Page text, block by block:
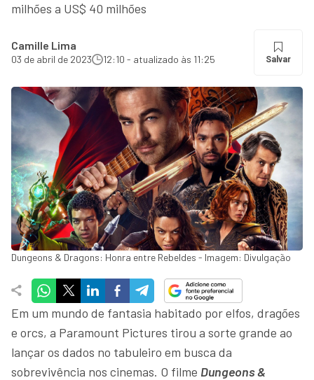
milhões a US$ 40 milhões
Camille Lima
03 de abril de 2023 12:10 - atualizado às 11:25 Salvar
Dungeons & Dragons: Honra entre Rebeldes - Imagem: Divulgação
Em um mundo de fantasia habitado por elfos, dragões
e orcs, a Paramount Pictures tirou a sorte grande ao
lançar os dados no tabuleiro em busca da
sobrevivência nos cinemas. O filme Dungeons &